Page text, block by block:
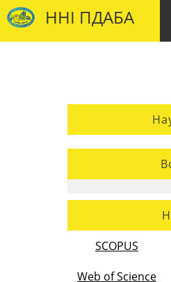
ННІ ПДАБА
SCOPUS
Web of Science